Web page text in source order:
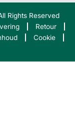
Rights Reserved
Retour
Cookie